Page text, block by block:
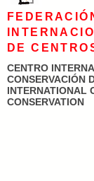
DE
CENTRO
CONSERVACIÓN
INTERNATIONAL
CONSERVATION